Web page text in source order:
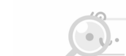
离子与金属镍合成，电量储备比镍镉电池要多
使用寿命也更长，而且对环境也没有污染，没
价格要比镍镉电池贵上好多。大家在选择是可
的电池。新乡博研电源技术力量**，所生产的